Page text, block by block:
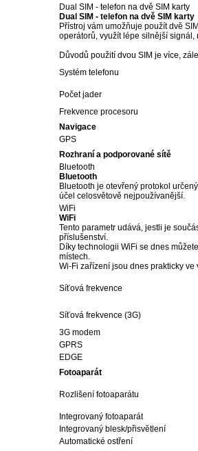
Dual SIM - telefon na dvě SIM karty
Dual SIM - telefon na dvě SIM karty
Přístroj vám umožňuje použít dvě
operátorů, využít lépe silnější
Důvodů použití dvou SIM je více,
Systém telefonu
Počet jader
Frekvence procesoru
Navigace
GPS
Rozhraní a podporované sítě
Bluetooth
Bluetooth
Bluetooth je otevřený protokol
účel celosvětově nejpoužívanější.
WiFi
WiFi
Tento parametr udává, jestli je
příslušenství.
Díky technologii WiFi se dnes
místech.
Wi-Fi zařízení jsou dnes prakticky
Síťová frekvence
Síťová frekvence (3G)
3G modem
GPRS
EDGE
Fotoaparát
Rozlišení fotoaparátu
Integrovaný fotoaparát
Integrovaný blesk/přisvětlení
Automatické ostření